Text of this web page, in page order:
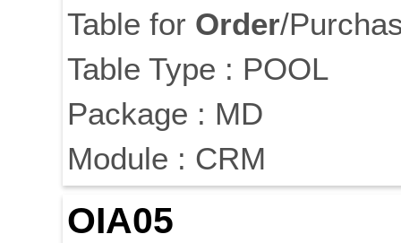
Table for Order/
Table Type : POOL
Package : MD
Module : CRM
OIA05